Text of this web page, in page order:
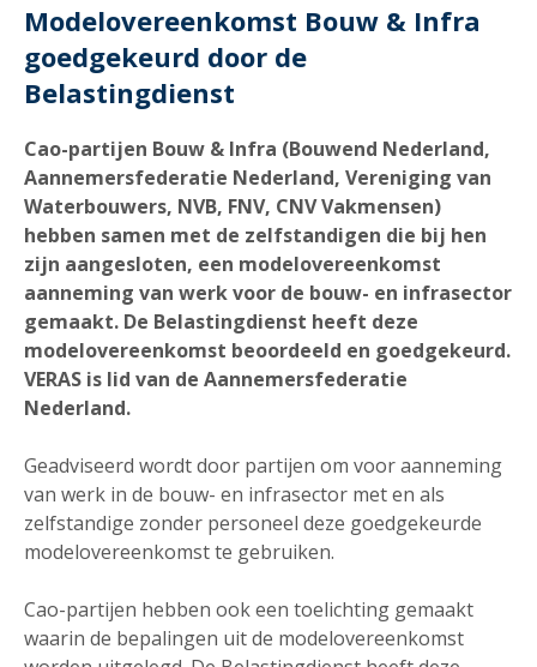
Modelovereenkomst Bouw & Infra
goedgekeurd door de
Belastingdienst
Cao-partijen Bouw & Infra (Bouwend Nederland,
Aannemersfederatie Nederland, Vereniging van
Waterbouwers, NVB, FNV, CNV Vakmensen)
hebben samen met de zelfstandigen die bij hen
zijn aangesloten, een modelovereenkomst
aanneming van werk voor de bouw- en infrasector
gemaakt. De Belastingdienst heeft deze
modelovereenkomst beoordeeld en goedgekeurd.
VERAS is lid van de Aannemersfederatie
Nederland.
Geadviseerd wordt door partijen om voor aanneming
van werk in de bouw- en infrasector met en als
zelfstandige zonder personeel deze goedgekeurde
modelovereenkomst te gebruiken.
Cao-partijen hebben ook een toelichting gemaakt
waarin de bepalingen uit de modelovereenkomst